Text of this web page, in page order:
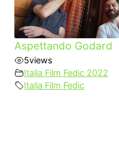
Aspettando Godard
5views
Italia Film Fedic 2022
Italia Film Fedic